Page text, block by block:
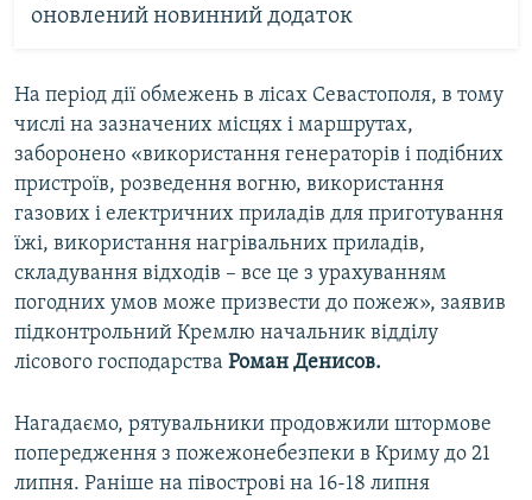
оновлений новинний додаток
На період дії обмежень в лісах Севастополя, в тому
числі на зазначених місцях і маршрутах,
заборонено «використання генераторів і подібних
пристроїв, розведення вогню, використання
газових і електричних приладів для приготування
їжі, використання нагрівальних приладів,
складування відходів – все це з урахуванням
погодних умов може призвести до пожеж», заявив
підконтрольний Кремлю начальник відділу
лісового господарства Роман Денисов.
Нагадаємо, рятувальники продовжили штормове
попередження з пожежонебезпеки в Криму до 21
липня. Раніше на півострові на 16-18 липня